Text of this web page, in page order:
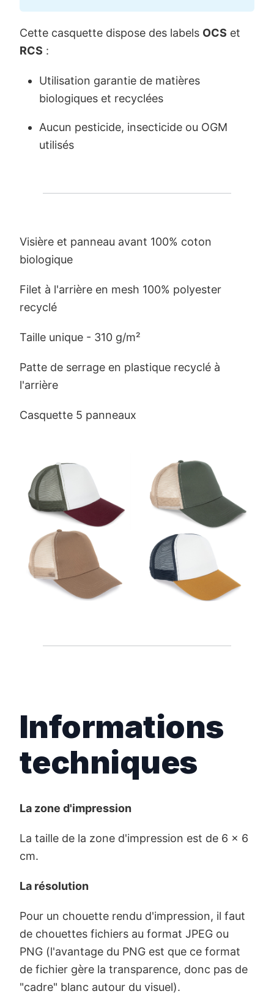
Cette casquette dispose des labels OCS et
RCS :
Utilisation garantie de matières
biologiques et recyclées
Aucun pesticide, insecticide ou OGM
utilisés
Visière et panneau avant 100% coton
biologique
Filet à l'arrière en mesh 100% polyester
recyclé
Taille unique - 310 g/m²
Patte de serrage en plastique recyclé à
l'arrière
Casquette 5 panneaux
Informations
techniques
La zone d'impression
La taille de la zone d'impression est de 6 x 6
cm.
La résolution
Pour un chouette rendu d'impression, il faut
de chouettes fichiers au format JPEG ou
PNG (l'avantage du PNG est que ce format
de fichier gère la transparence, donc pas de
"cadre" blanc autour du visuel).